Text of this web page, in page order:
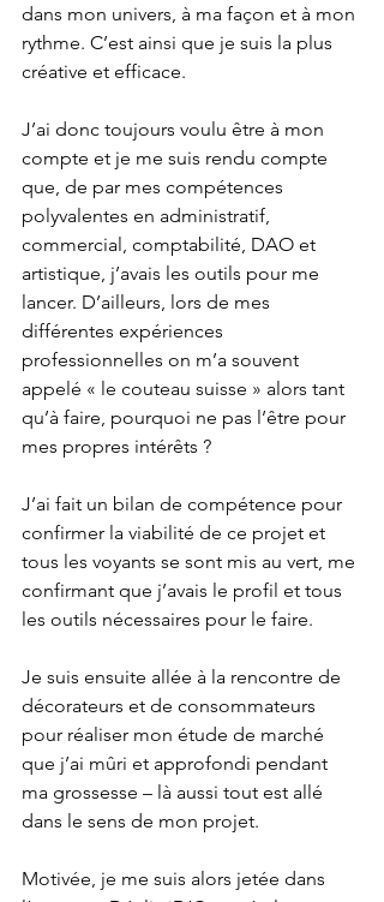
dans mon univers, à ma façon et à mon
rythme. C’est ainsi que je suis la plus
créative et efficace.
J’ai donc toujours voulu être à mon
compte et je me suis rendu compte
que, de par mes compétences
polyvalentes en administratif,
commercial, comptabilité, DAO et
artistique, j’avais les outils pour me
lancer. D’ailleurs, lors de mes
différentes expériences
professionnelles on m’a souvent
appelé « le couteau suisse » alors tant
qu’à faire, pourquoi ne pas l’être pour
mes propres intérêts ?
J’ai fait un bilan de compétence pour
confirmer la viabilité de ce projet et
tous les voyants se sont mis au vert, me
confirmant que j’avais le profil et tous
les outils nécessaires pour le faire.
Je suis ensuite allée à la rencontre de
décorateurs et de consommateurs
pour réaliser mon étude de marché
que j’ai mûri et approfondi pendant
ma grossesse – là aussi tout est allé
dans le sens de mon projet.
Motivée, je me suis alors jetée dans